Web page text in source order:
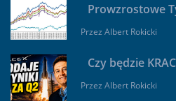
Prowzrostowe
Przez Albert Rokicki
Czy będzie
Przez Albert Rokicki